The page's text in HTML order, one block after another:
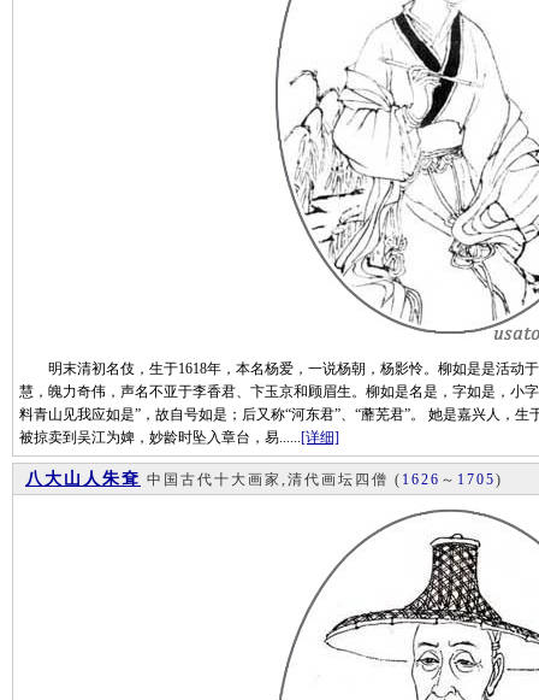
明末清初名伎，生于1618年，本名杨爱，一说杨朝，杨影怜。柳如是是活动
慧，魄力奇伟，声名不亚于李香君、卞玉京和顾眉生。柳如是名是，字如是，小
料青山见我应如是”，故自号如是；后又称“河东君”、“蘼芜君”。 她是嘉兴人，
被掠卖到吴江为婢，妙龄时坠入章台，易......[详细]
八大山人朱耷 中国古代十大画家,清代画坛四僧 ( 1626 ～ 1705)